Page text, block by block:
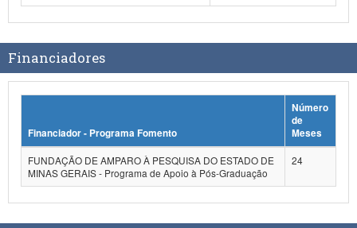
Financiadores
Financiador - Programa Fomento
Número
de
Meses
FUNDAÇÃO DE AMPARO À PESQUISA DO ESTADO DE
MINAS GERAIS - Programa de Apoio à Pós-Graduação
24